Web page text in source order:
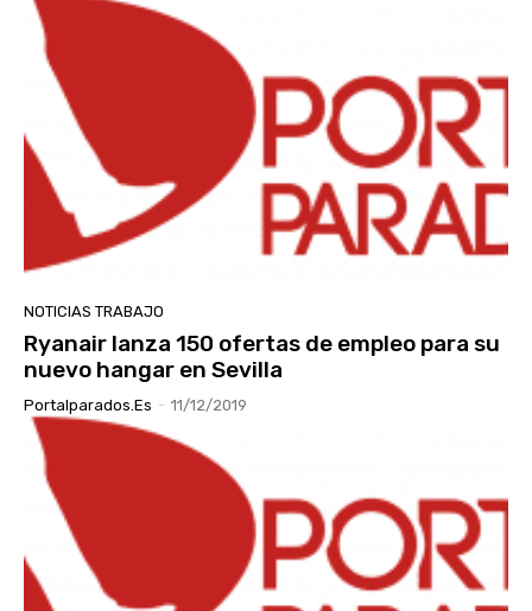
NOTICIAS TRABAJO
Ryanair lanza 150 ofertas de empleo para su
nuevo hangar en Sevilla
Portalparados.es - 11/12/2019